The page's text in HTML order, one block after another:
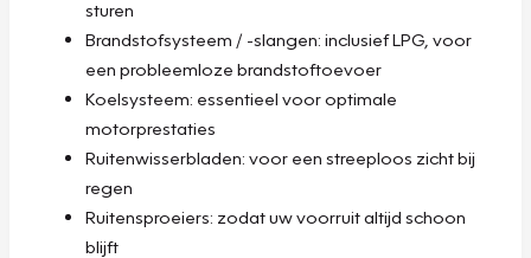
sturen
Brandstofsysteem / -slangen: inclusief LPG, voor
een probleemloze brandstoftoevoer
Koelsysteem: essentieel voor optimale
motorprestaties
Ruitenwisserbladen: voor een streeploos zicht bij
regen
Ruitensproeiers: zodat uw voorruit altijd schoon
blijft